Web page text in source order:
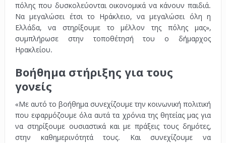
πόλης που δυσκολεύονται οικονομικά να κάνουν παιδιά.
Να μεγαλώσει έτσι το Ηράκλειο, να μεγαλώσει όλη η
Ελλάδα, να στηρίξουμε το μέλλον της πόλης μας»,
συμπλήρωσε στην τοποθέτησή του ο δήμαρχος
Ηρακλείου.
Βοήθημα στήριξης για τους
γονείς
«Με αυτό το βοήθημα συνεχίζουμε την κοινωνική πολιτική
που εφαρμόζουμε όλα αυτά τα χρόνια της θητείας μας για
να στηρίξουμε ουσιαστικά και με πράξεις τους δημότες,
στην καθημερινότητά τους. Και συνεχίζουμε να